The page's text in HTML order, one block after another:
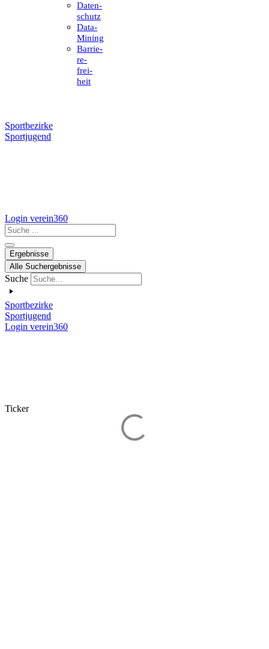
Daten­
schutz
Data-
Mining
Barrie­
re­
frei­
heit
Sportbezirke
Sportjugend
Login verein360
Search
...
Ergebnisse
Alle Suchergebnisse
Suche
Sportbezirke
Sportjugend
Login verein360
Ticker